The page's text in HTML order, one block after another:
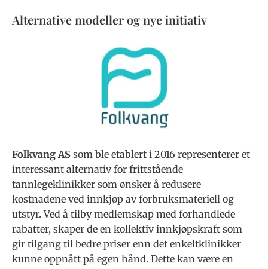
Alternative modeller og nye initiativ
Folkvang AS som ble etablert i 2016 representerer et
interessant alternativ for frittstående
tannlegeklinikker som ønsker å redusere
kostnadene ved innkjøp av forbruksmateriell og
utstyr. Ved å tilby medlemskap med forhandlede
rabatter, skaper de en kollektiv innkjøpskraft som
gir tilgang til bedre priser enn det enkeltklinikker
kunne oppnått på egen hånd. Dette kan være en